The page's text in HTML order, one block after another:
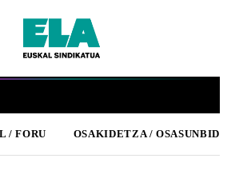
/ FORU OSAKIDETZA / OSASUNBIDEA